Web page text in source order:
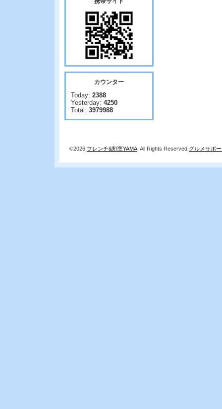
カウンター
Today: 2388
Yesterday: 4250
Total: 3979988
©2026 フレンチ&割烹YAMA . All Rights Reserved. グルメサポ